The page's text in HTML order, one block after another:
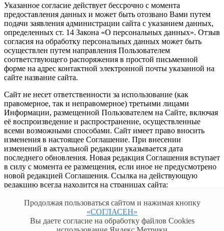
Продолжая пользоваться сайтом и нажимая кнопку
«СОГЛАСЕН»
Вы даете согласие на обработку файлов Cookies
Указанное согласие действует бессрочно с момента
предоставления данных и может быть отозвано Вами путем
подачи заявления администрации сайта с указанием данных,
определенных ст. 14 Закона «О персональных данных». Отзыв
согласия на обработку персональных данных может быть
осуществлен путем направления Пользователем
соответствующего распоряжения в простой письменной
форме на адрес контактной электронной почты указанной на
сайте название сайта.
Сайт не несет ответственности за использование (как
правомерное, так и неправомерное) третьими лицами
Информации, размещенной Пользователем на Сайте, включая
её воспроизведение и распространение, осуществленные
всеми возможными способами. Сайт имеет право вносить
изменения в настоящее Соглашение. При внесении
изменений в актуальной редакции указывается дата
последнего обновления. Новая редакция Соглашения вступает
в силу с момента ее размещения, если иное не предусмотрено
новой редакцией Соглашения. Ссылка на действующую
редакцию всегда находится на страницах сайта:
К настоящему Соглашению и отношениям между
пользователем и Сайтом, возникающим в связи с
применением Соглашения подлежит применению право